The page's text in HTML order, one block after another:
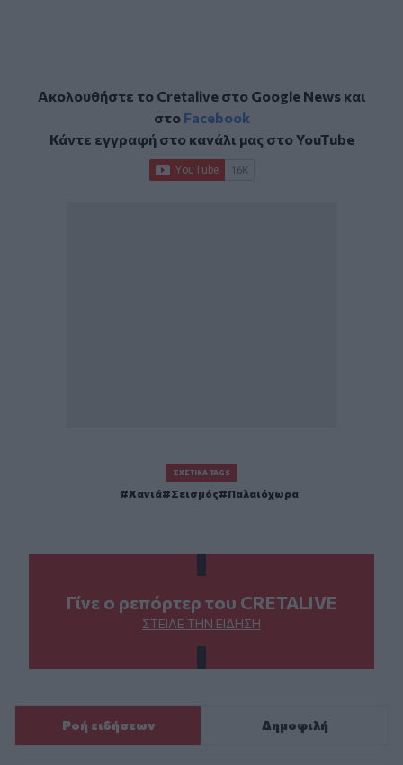
Ακολουθήστε το Cretalive στο Google Newsκαι
στο Facebook
Κάντε εγγραφή στο κανάλι μας στοYouTube
ΣΧΕΤΙΚΆ TAGS
Χανιά Σεισμός Παλαιόχωρα
Γίνε ο ρεπόρτερ του CRETALIVE
ΣΤΕΊΛΕ ΤΗΝ ΕΊΔΗΣΗ
Ροή ειδήσεων Δημοφιλή